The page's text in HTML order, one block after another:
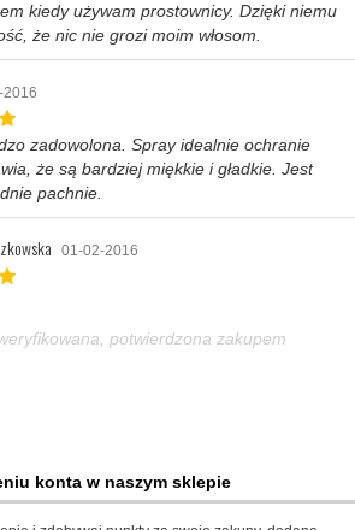
kiedy używam prostownicy. Dzięki niemu
że nic nie grozi moim włosom.
2016
zadowolona. Spray idealnie ochranie
że są bardziej miękkie i gładkie. Jest
pachnie.
01-02-2016
potwierdzona zakupem
konta w naszym sklepie